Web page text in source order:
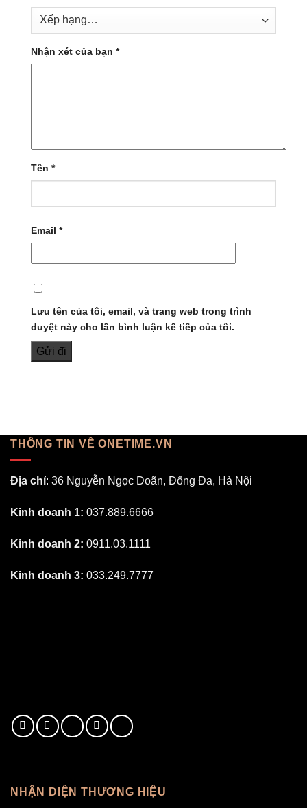
Nhận xét của bạn *
Tên *
Email *
Lưu tên của tôi, email, và trang web trong trình
duyệt này cho lần bình luận kế tiếp của tôi.
THÔNG TIN VỀ ONETIME.VN
Địa chỉ: 36 Nguyễn Ngọc Doãn, Đống Đa, Hà Nội
Kinh doanh 1: 037.889.6666
Kinh doanh 2: 0911.03.1111
Kinh doanh 3: 033.249.7777
NHẬN DIỆN THƯƠNG HIỆU